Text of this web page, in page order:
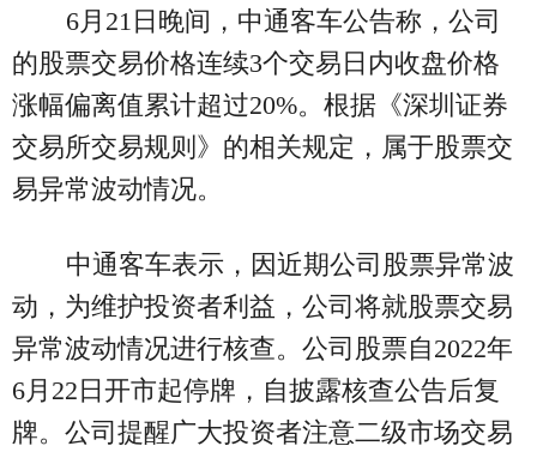
6月21日晚间，中通客车公告称，公司
的股票交易价格连续3个交易日内收盘价格
涨幅偏离值累计超过20%。根据《深圳证券
交易所交易规则》的相关规定，属于股票交
易异常波动情况。
中通客车表示，因近期公司股票异常波
动，为维护投资者利益，公司将就股票交易
异常波动情况进行核查。公司股票自2022年
6月22日开市起停牌，自披露核查公告后复
牌。公司提醒广大投资者注意二级市场交易